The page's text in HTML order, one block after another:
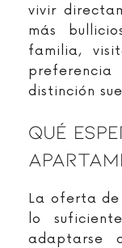
vivir
más
familia,
distinción
Qué
La oferta de
lo
adaptarse